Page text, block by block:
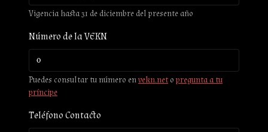
Vigencia hasta 31 de diciembre del presente año
Número de la VEKN
Puedes consultar tu número envekn.net o pregunta a tu
príncipe
Teléfono Contacto